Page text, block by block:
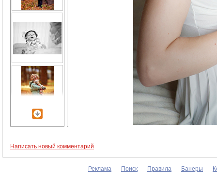
Написать новый комментарий
Реклама Поиск Правила Банеры